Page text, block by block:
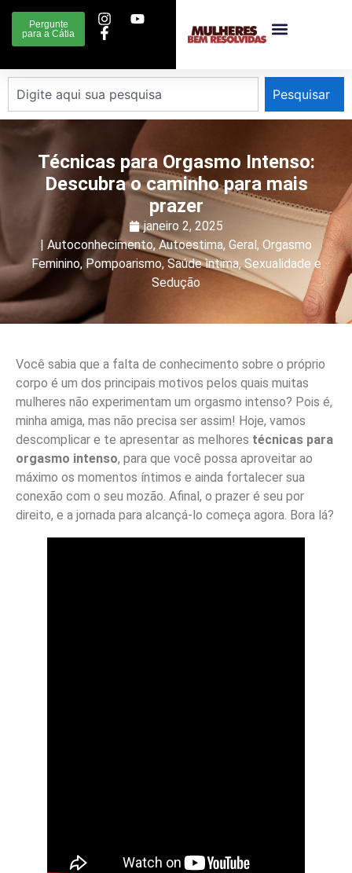
Pergunte
para a Cátia
Pesquisar
Técnicas para Orgasmo Intenso:
Descubra o caminho para mais
prazer
janeiro 2, 2025
| Autoconhecimento,Autoestima, Geral, Orgasmo
Feminino,Pompoarismo,Saúde ìntima,Sexualidade e
Sedução
Você sabia que a falta de conhecimento sobre o próprio
corpo é um dos principais motivos pelos quais muitas
mulheres não experimentam um orgasmo intenso? Pois é,
minha amiga, mas não precisa ser assim! Hoje, vamos
descomplicar e te apresentar as melhores técnicas para
orgasmo intenso, para que você possa aproveitar ao
máximo os momentos íntimos e ainda fortalecer sua
conexão com o seu mozão. Afinal, o prazer é seu por
direito, e a jornada para alcançá-lo começa agora. Bora lá?